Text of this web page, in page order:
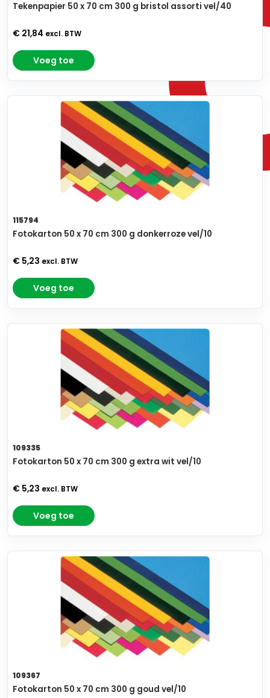
Tekenpapier 50 x 70 cm 300 g bristol assorti vel/40
€ 21,84 excl. BTW
Voeg toe
115794
Fotokarton 50 x 70 cm 300 g donkerroze vel/10
€ 5,23 excl. BTW
Voeg toe
109335
Fotokarton 50 x 70 cm 300 g extra wit vel/10
€ 5,23 excl. BTW
Voeg toe
109367
Fotokarton 50 x 70 cm 300 g goud vel/10